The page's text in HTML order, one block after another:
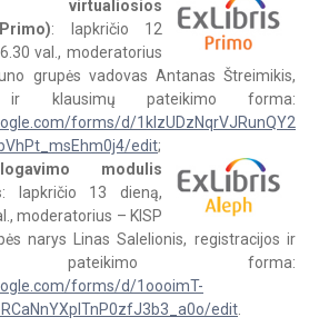
virtualiosios
: lapkričio 12
val., moderatorius
grupės vadovas Antanas Štreimikis,
ir klausimų pateikimo forma:
forms/d/1kIzUDzNqrVJRunQY2
edit;
modulis
: lapkričio 13 dieną,
moderatorius – KISP
narys Linas Salelionis, registracijos ir
pateikimo forma:
forms/d/1oooimT-
RCaNnYXplTnP0zfJ3b3_a0o/edit